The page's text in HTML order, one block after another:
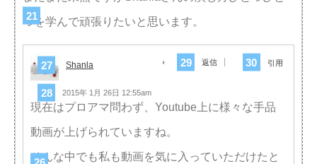
つを学んで頑張りたいと思います。
Shanla
2015年 1月 26日 12:55am
返信 引用
現在はプロアマ問わず、Youtube上に様々な手品
動画が上げられていますね。
そんな中でも私も動画を気に入っていただけたと